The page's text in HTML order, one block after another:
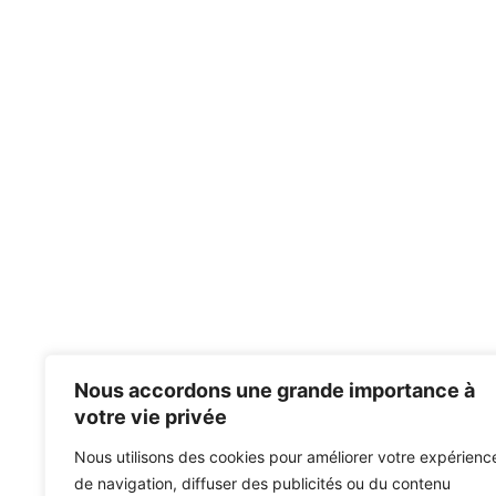
Nous accordons une grande importance à
votre vie privée
Nous utilisons des cookies pour améliorer votre
de navigation, diffuser des publicités ou du contenu